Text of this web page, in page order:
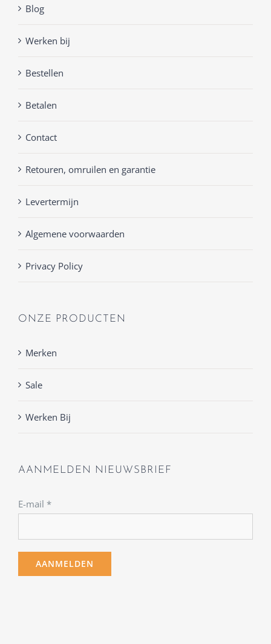
Blog
Werken bij
Bestellen
Betalen
Contact
Retouren, omruilen en garantie
Levertermijn
Algemene voorwaarden
Privacy Policy
ONZE PRODUCTEN
Merken
Sale
Werken Bij
AANMELDEN NIEUWSBRIEF
E-mail *